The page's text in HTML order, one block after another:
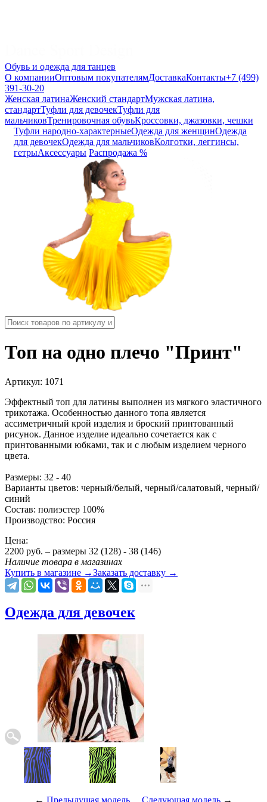
Обувь и одежда для танцев
О компанииОптовым покупателямДоставкаКонтакты+7 (499)
391-30-20
Женская латинаЖенский стандартМужская латина,
стандартТуфли для девочекТуфли для
мальчиковТренировочная обувьКроссовки, джазовки, чешки
Туфли народно-характерныеОдежда для женщинОдежда
для девочекОдежда для мальчиковКолготки, леггинсы,
гетрыАксессуары Распродажа %
Топ на одно плечо "Принт"
Артикул: 1071
Эффектный топ для латины выполнен из мягкого эластичного
трикотажа. Особенностью данного топа является
ассиметричный крой изделия и броский принтованный
рисунок. Данное изделие идеально сочетается как с
принтованными юбками, так и с любым изделием черного
цвета.
Размеры: 32 - 40
Варианты цветов: черный/белый, черный/салатовый, черный/
синий
Состав: полиэстер 100%
Производство: Россия
Цена:
2200 руб. – размеры 32 (128) - 38 (146)
Наличие товара в магазинах
Купить в магазине →Заказать доставку →
Одежда для девочек
← Предыдущая модель Следующая модель →